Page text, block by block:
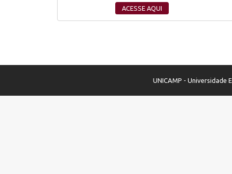
ACESSE AQUI
UNICAMP - Universidade